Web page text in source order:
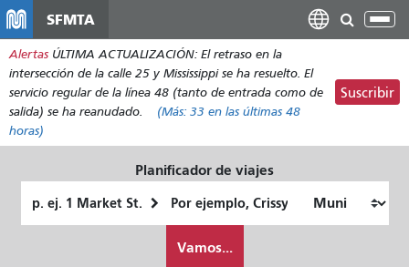
contenido
principal
SFMTA
Alertas ÚLTIMA ACTUALIZACIÓN: El retraso en la
intersección de la calle 25 y Mississippi se ha resuelto. El
servicio regular de la línea 48 (tanto de entrada como de
salida) se ha reanudado.
(Más: 33 en las últimas 48
horas)
Suscribir
Planificador de viajes
de
quiero
Vamos...